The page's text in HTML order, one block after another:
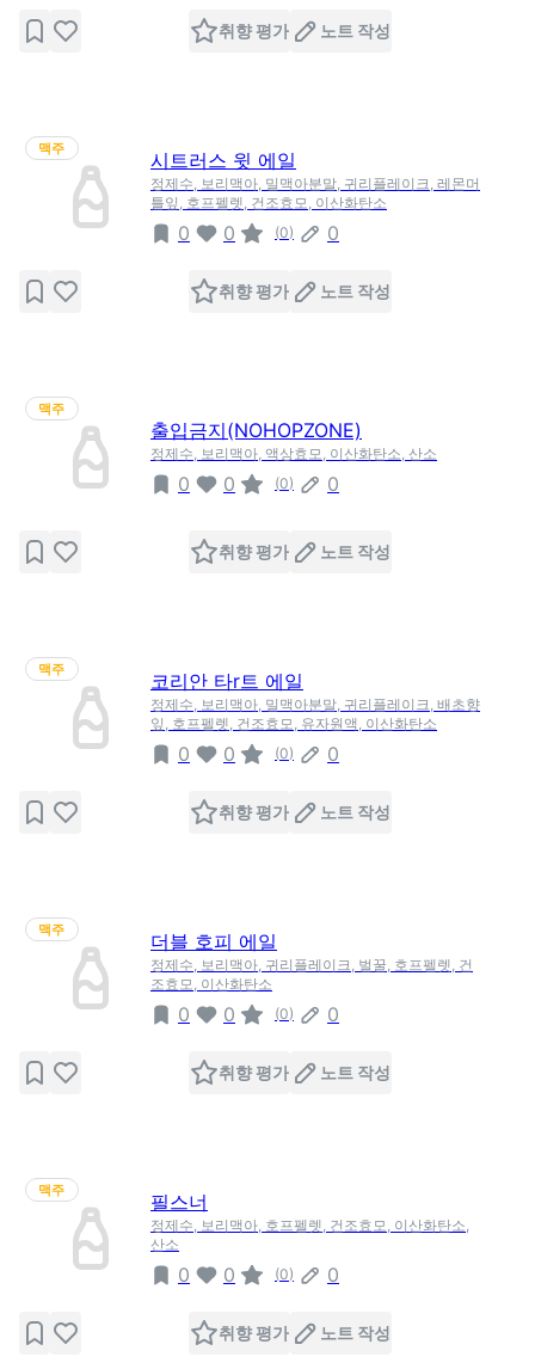
취향 평가 노트 작성
맥주
시트러스 윗 에일
정제수, 보리맥아, 밀맥아분말, 귀리플레이크, 레몬머
틀잎, 호프펠렛, 건조효모, 이산화탄소
0 0 (0) 0
취향 평가 노트 작성
맥주
출입금지(NOHOPZONE)
정제수, 보리맥아, 액상효모, 이산화탄소, 산소
0 0 (0) 0
취향 평가 노트 작성
맥주
코리안 타r트 에일
정제수, 보리맥아, 밀맥아분말, 귀리플레이크, 배초향
잎, 호프펠렛, 건조효모, 유자원액, 이산화탄소
0 0 (0) 0
취향 평가 노트 작성
맥주
더블 호피 에일
정제수, 보리맥아, 귀리플레이크, 벌꿀, 호프펠렛, 건
조효모, 이산화탄소
0 0 (0) 0
취향 평가 노트 작성
맥주
필스너
정제수, 보리맥아, 호프펠렛, 건조효모, 이산화탄소,
산소
0 0 (0) 0
취향 평가 노트 작성